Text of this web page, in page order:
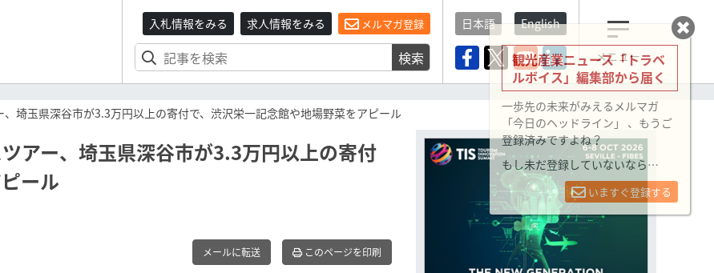
入札情報をみる 求人情報をみる メルマガ登録
検索
日本語 English
メニュー
埼玉県深谷市が3.3万円以上の寄付で、渋沢栄一記念館や地場野菜をアピール
アー、埼玉県深谷市が3.3万円以上の寄付
ール
メールに転送 このページを印刷
観光産業ニュース「トラベ
ルボイス」編集部から届く
一歩先の未来がみえるメルマガ
「今日のヘッドライン」 、もうご
登録済みですよね？
もし未だ登録していないなら…
いますぐ登録する